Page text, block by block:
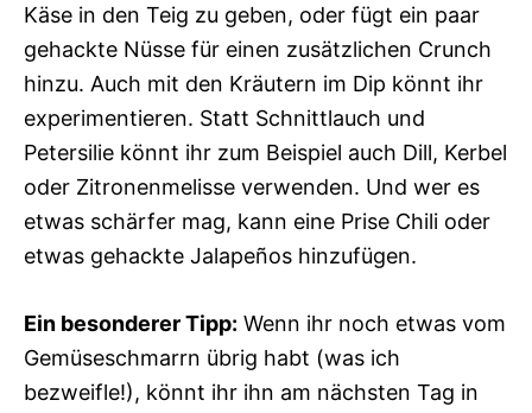
Käse in den Teig zu geben, oder fügt ein paar
gehackte Nüsse für einen zusätzlichen Crunch
hinzu. Auch mit den Kräutern im Dip könnt ihr
experimentieren. Statt Schnittlauch und
Petersilie könnt ihr zum Beispiel auch Dill, Kerbel
oder Zitronenmelisse verwenden. Und wer es
etwas schärfer mag, kann eine Prise Chili oder
etwas gehackte Jalapeños hinzufügen.
Ein besonderer Tipp: Wenn ihr noch etwas vom
Gemüseschmarrn übrig habt (was ich
bezweifle!), könnt ihr ihn am nächsten Tag in